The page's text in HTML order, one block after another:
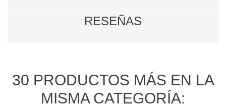
RESEÑAS
30 PRODUCTOS MÁS EN LA
MISMA CATEGORÍA: